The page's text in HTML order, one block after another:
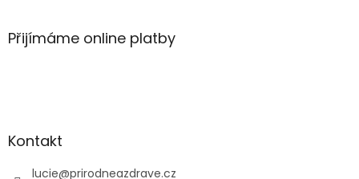
Přijímáme online platby
Kontakt
lucie@prirodneazdrave.cz